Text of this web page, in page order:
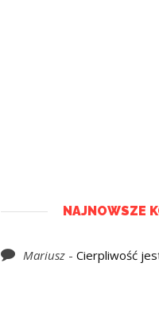
NAJNOWSZE
Mariusz- Cierpliwość